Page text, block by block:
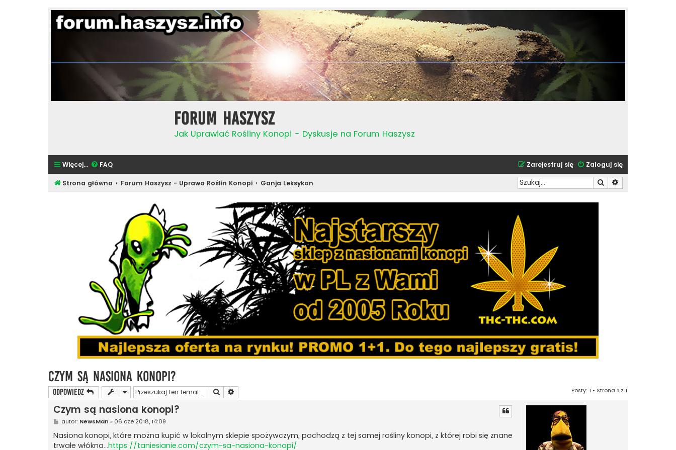
Forum Haszysz
Jak Uprawiać Rośliny Konopi - Dyskusje na Forum Haszysz
Więcej… FAQ Zaloguj się
Zarejestruj się
Strona główna Forum Haszysz - Uprawa Roślin Konopi Ganja Leksykon Szukaj
Czym są nasiona konopi?
ODPOWIEDZ Szukaj Posty: 1 • Strona 1 z 1
Czym są nasiona konopi?
P
s
t
autor: NewsMan » 06 cze 2018, 14:09
Nasiona konopi, które można kupić w lokalnym sklepie spożywczym, pochodzą z tej samej rośliny konopi, z której robi się znane
trwałe włókna...https://taniesianie.com/czym-sa-nasiona-konopi/